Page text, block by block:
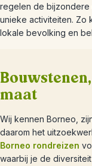
regelen de bijzondere
unieke activiteiten. Zo
lokale bevolking en
maat
Wij kennen Borneo,
daarom het
Borneo rondreizen
waarbij je de